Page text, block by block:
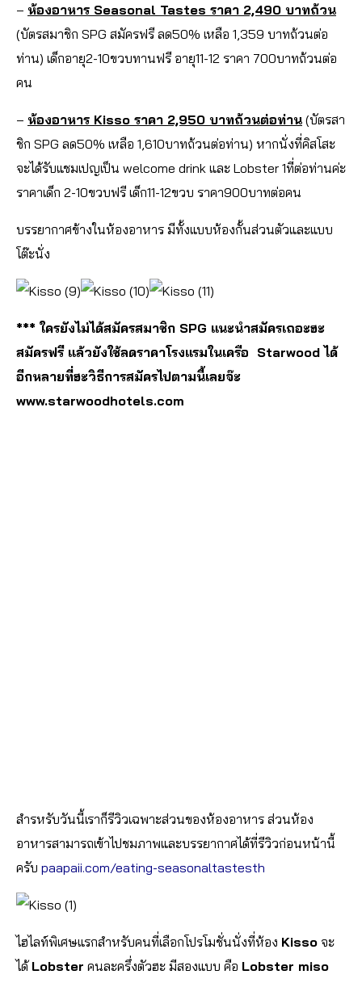
– ห้องอาหาร Seasonal Tastes ราคา 2,490 บาทถ้วน
(บัตรสมาชิก SPG สมัครฟรี ลด50% เหลือ 1,359 บาทถ้วนต่อ
ท่าน) เด็กอายุ2-10ขวบทานฟรี อายุ11-12 ราคา 700บาทถ้วนต่อ
คน
– ห้องอาหาร Kisso ราคา 2,950 บาทถ้วนต่อท่าน (บัตรสา
ชิก SPG ลด50% เหลือ 1,610บาทถ้วนต่อท่าน) หากนั่งที่คิสโสะ
จะได้รับแชมเปญเป็น welcome drink และ Lobster 1ที่ต่อท่านค่ะ
ราคาเด็ก 2-10ขวบฟรี เด็ก11-12ขวบ ราคา900บาทต่อคน
บรรยากาศข้างในห้องอาหาร มีทั้งแบบห้องกั้นส่วนตัวและแบบ
โต๊ะนั่ง
*** ใครยังไม่ได้สมัครสมาชิก SPG แนะนำสมัครเถอะฮะ
สมัครฟรี แล้วยังใช้ลดราคาโรงแรมในเครือ Starwood ได้
อีกหลายที่ฮะวิธีการสมัครไปตามนี้เลยจ๊ะ
www.starwoodhotels.com
สำรหรับวันนี้เราก็รีวิวเฉพาะส่วนของห้องอาหาร ส่วนห้อง
อาหารสามารถเข้าไปชมภาพและบรรยากาศได้ที่รีวิวก่อนหน้านี้
ครับ paapaii.com/eating-seasonaltastesth
ไฮไลท์พิเศษแรกสำหรับคนที่เลือกโปรโมชั่นนั่งที่ห้อง Kisso จะ
ได้ Lobster คนละครึ่งตัวฮะ มีสองแบบ คือ Lobster miso